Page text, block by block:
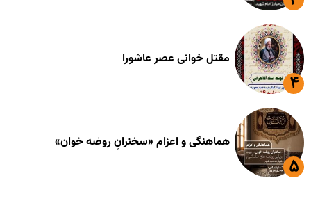
مقتل خوانی عصر عاشورا
هماهنگی و اعزام «سخنرانِ روضه خوان»